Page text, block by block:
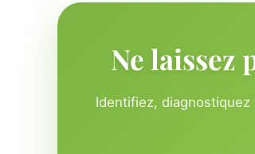
Ne laissez
Identifiez,